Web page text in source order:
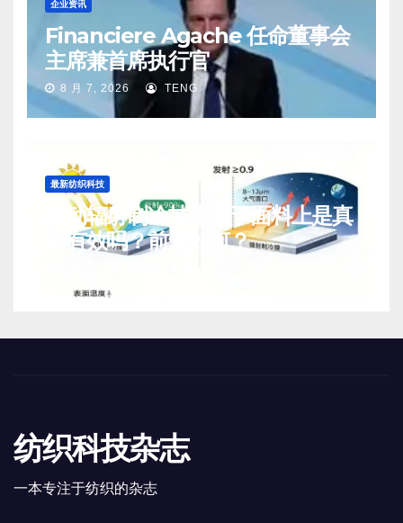
企业资讯
Financiere Agache 任命董事会
主席兼首席执行官
8 月 7, 2026 TENG
最新纺织科技
被动辐射制冷技术用于面料上是真
实有效吗？前景如何？
纺织科技杂志
一本专注于纺织的杂志